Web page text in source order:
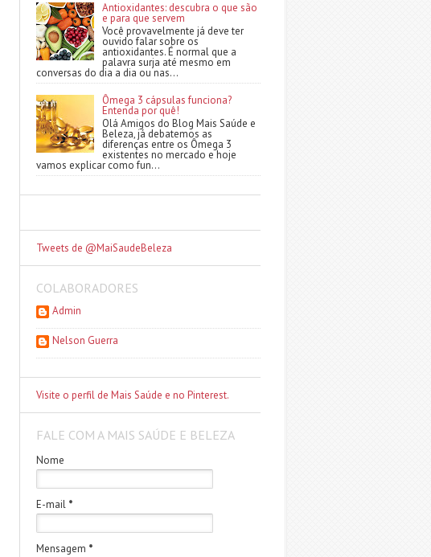
Antioxidantes: descubra o que são
e para que servem
Você provavelmente já deve ter
ouvido falar sobre os
antioxidantes. É normal que a
palavra surja até mesmo em
conversas do dia a dia ou nas...
Ômega 3 cápsulas funciona?
Entenda por quê!
Olá Amigos do Blog Mais Saúde e
Beleza, já debatemos as
diferenças entre os Ômega 3
existentes no mercado e hoje
vamos explicar como fun...
Tweets de @MaiSaudeBeleza
COLABORADORES
Admin
Nelson Guerra
Visite o perfil de Mais Saúde e no Pinterest.
FALE COM A MAIS SAÚDE E BELEZA
Nome
E-mail *
Mensagem *